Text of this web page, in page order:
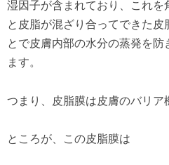
湿因子が含まれており、これ
と皮脂が混ざり合ってできた皮
とで皮膚内部の水分の蒸発を
ます。
つまり、皮脂膜は皮膚のバリア
ところが、この皮脂膜は